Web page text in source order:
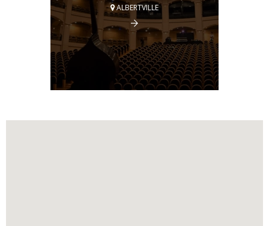
ALBERTVILLE